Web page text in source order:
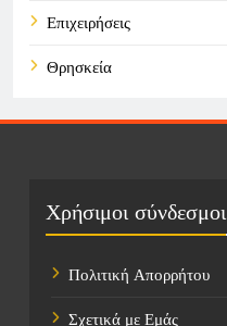
Επιχειρήσεις
Θρησκεία
Πολιτική
Χρήσιμοι σύνδεσμοι
Πολιτική Απορρήτου
Σχετικά με Εμάς